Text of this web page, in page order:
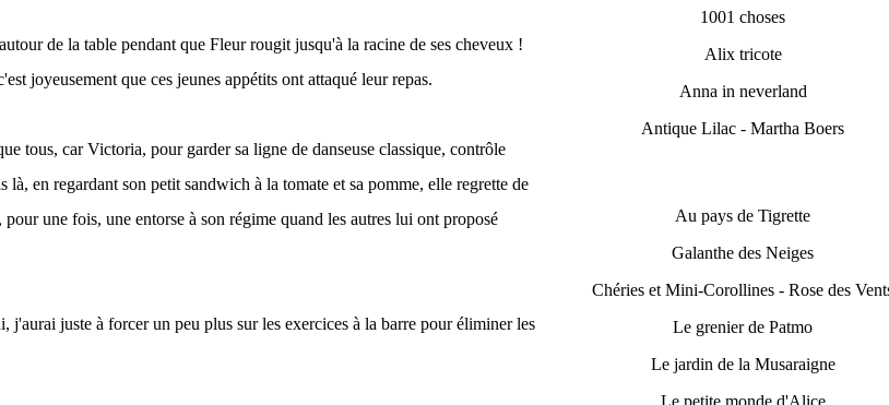
de la table pendant que Fleur rougit jusqu'à la racine de ses cheveux !
joyeusement que ces jeunes appétits ont attaqué leur repas.
tous, car Victoria, pour garder sa ligne de danseuse classique, contrôle
là, en regardant son petit sandwich à la tomate et sa pomme, elle regrette de
une fois, une entorse à son régime quand les autres lui ont proposé
j'aurai juste à forcer un peu plus sur les exercices à la barre pour éliminer les
1001 choses
Alix tricote
Anna in neverland
Antique Lilac - Martha Boers
Au pays de Tigrette
Galanthe des Neiges
Chéries et Mini-Corollines - Rose des
Le grenier de Patmo
Le jardin de la Musaraigne
Le petite monde d'Alice